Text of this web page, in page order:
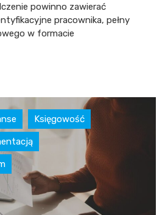
powinno zawierać
pracownika, pełny
w formacie
Księgowość